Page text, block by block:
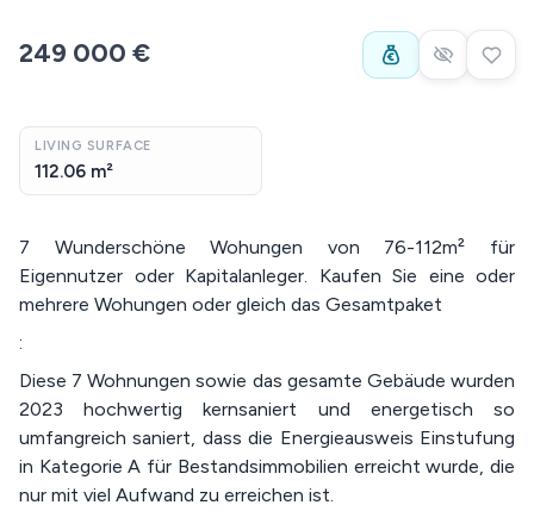
249 000 €
LIVING SURFACE
112.06 m²
7 Wunderschöne Wohungen von 76-112m² für
Eigennutzer oder Kapitalanleger. Kaufen Sie eine oder
mehrere Wohungen oder gleich das Gesamtpaket
:
Diese 7 Wohnungen sowie das gesamte Gebäude wurden
2023 hochwertig kernsaniert und energetisch so
umfangreich saniert, dass die Energieausweis Einstufung
in Kategorie A für Bestandsimmobilien erreicht wurde, die
nur mit viel Aufwand zu erreichen ist.